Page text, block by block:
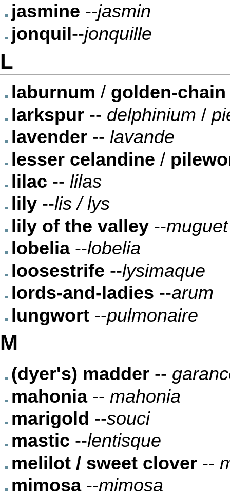
jasmine --jasmin
jonquil--jonquille
L
laburnum / golden-chain
larkspur -- delphinium /
lavender -- lavande
lesser celandine /
lilac -- lilas
lily --lis / lys
lily of the valley --muguet
lobelia--lobelia
loosestrife --lysimaque
lords-and-ladies --arum
lungwort --pulmonaire
M
(dyer's) madder --
mahonia-- mahonia
marigold --souci
mastic --lentisque
melilot / sweet clover --
mimosa--mimosa